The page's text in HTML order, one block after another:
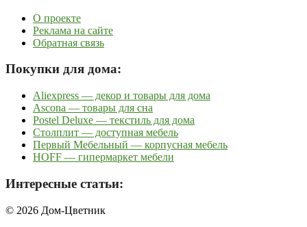
О проекте
Реклама на сайте
Обратная связь
Покупки для дома:
Aliexpress — декор и товары для дома
Ascona — товары для сна
Postel Deluxe — текстиль для дома
Столплит — доступная мебель
Первый Мебельный — корпусная мебель
HOFF — гипермаркет мебели
Интересные статьи:
© 2026 Дом-Цветник